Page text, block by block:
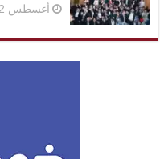
أغسطس 2, 2026